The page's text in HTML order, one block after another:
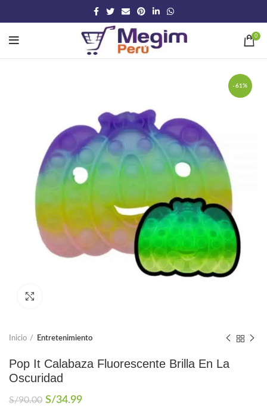
0
-61%
Inicio Entretenimiento
Pop It Calabaza Fluorescente Brilla En La
Oscuridad
S/90.00 El
S/34.99El